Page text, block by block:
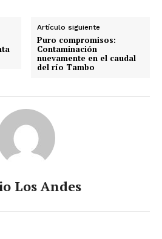
Artículo siguiente
Puro compromisos:
Contaminación
nuevamente en el caudal
del río Tambo
Los Andes